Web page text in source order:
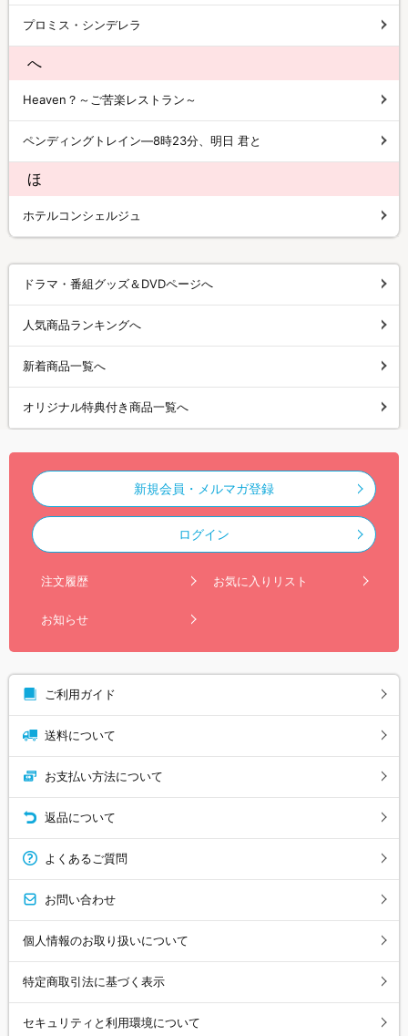
プロミス・シンデレラ
へ
Heaven？～ご苦楽レストラン～
ペンディングトレイン―8時23分、明日 君と
ほ
ホテルコンシェルジュ
ドラマ・番組グッズ＆DVDページへ
人気商品ランキングへ
新着商品一覧へ
オリジナル特典付き商品一覧へ
新規会員・メルマガ登録
ログイン
注文履歴 お気に入りリスト
お知らせ
ご利用ガイド
送料について
お支払い方法について
返品について
よくあるご質問
お問い合わせ
個人情報のお取り扱いについて
特定商取引法に基づく表示
セキュリティと利用環境について